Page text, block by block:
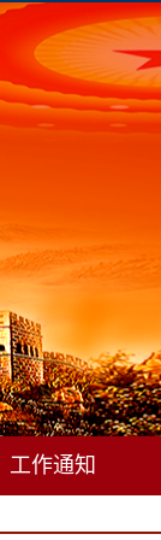
工作通知